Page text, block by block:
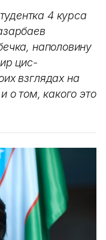
4 курса
наполовину
цис-
взглядах на
о том, какого это